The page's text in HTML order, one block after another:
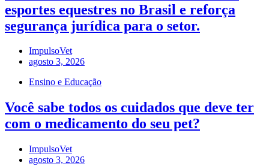
esportes equestres no Brasil e reforça
segurança jurídica para o setor.
ImpulsoVet
agosto 3, 2026
Ensino e Educação
Você sabe todos os cuidados que deve ter
com o medicamento do seu pet?
ImpulsoVet
agosto 3, 2026